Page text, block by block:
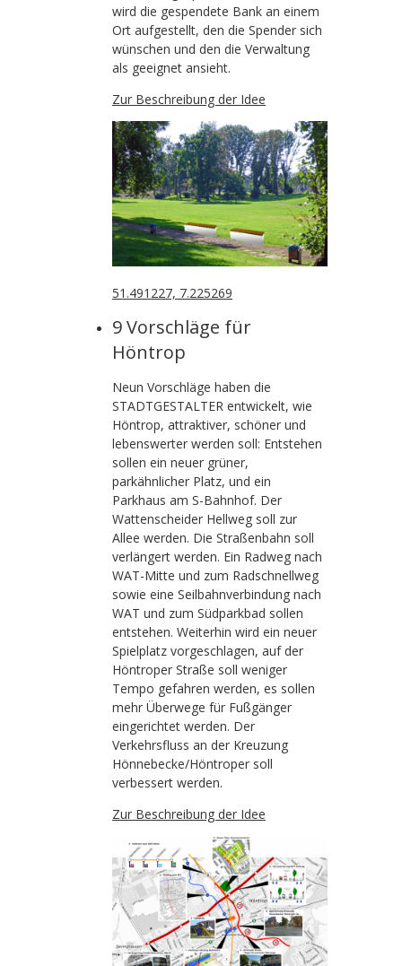
wird die gespendete Bank an einem
Ort aufgestellt, den die Spender sich
wünschen und den die Verwaltung
als geeignet ansieht.
Zur Beschreibung der Idee
51.491227, 7.225269
9 Vorschläge für
Höntrop
Neun Vorschläge haben die
STADTGESTALTER entwickelt, wie
Höntrop, attraktiver, schöner und
lebenswerter werden soll: Entstehen
sollen ein neuer grüner,
parkähnlicher Platz, und ein
Parkhaus am S-Bahnhof. Der
Wattenscheider Hellweg soll zur
Allee werden. Die Straßenbahn soll
verlängert werden. Ein Radweg nach
WAT-Mitte und zum Radschnellweg
sowie eine Seilbahnverbindung nach
WAT und zum Südparkbad sollen
entstehen. Weiterhin wird ein neuer
Spielplatz vorgeschlagen, auf der
Höntroper Straße soll weniger
Tempo gefahren werden, es sollen
mehr Überwege für Fußgänger
eingerichtet werden. Der
Verkehrsfluss an der Kreuzung
Hönnebecke/Höntroper soll
verbessert werden.
Zur Beschreibung der Idee